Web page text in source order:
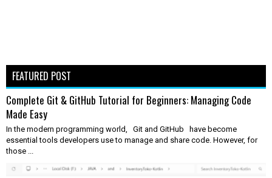
FEATURED POST
Complete Git & GitHub Tutorial for Beginners: Managing Code
Made Easy
In the modern programming world, Git and GitHub have become
essential tools developers use to manage and share code. However, for
those ...